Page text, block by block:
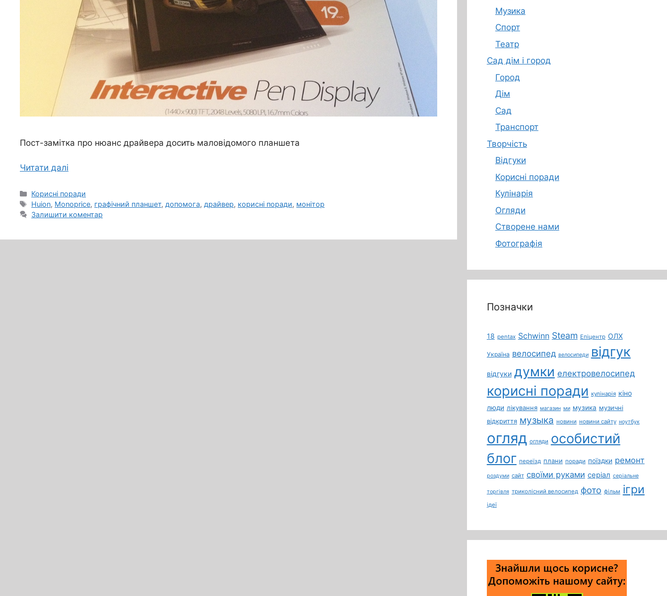
Пост-замітка про нюанс драйвера досить маловідомого планшета
Читати далі
Категорії
Корисні поради
Позначки
Huion, Monoprice, графічний планшет, допомога, драйвер, корисні поради, монітор
Залишити коментар
Музика
Спорт
Театр
Сад дім і город
Город
Дім
Сад
Транспорт
Творчість
Відгуки
Корисні поради
Кулінарія
Огляди
Створене нами
Фотографія
Позначки
18 pentax Schwinn Steam Епіцентр ОЛХ
Україна велосипед велосипеди відгук
відгуки думки електровелосипед
корисні поради кулінарія кіно
люди лікування магазин ми музика музичні
відкриття музыка новини новини сайту ноутбук
огляд огляди особистий
блог переїзд плани поради поїздки ремонт
роздуми сайт своїми руками серіал серіальне
торгівля триколісний велосипед фото фільм ігри
ідеї